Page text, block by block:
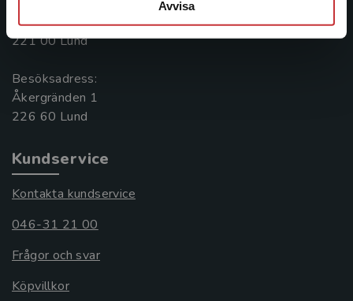
Avvisa
Box 141
221 00 Lund
Besöksadress:
Åkergränden 1
Kundservice
Kontakta kundservice
046-31 21 00
Frågor och svar
Köpvillkor